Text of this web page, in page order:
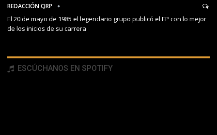
REDACCIÓN QRP
El 20 de mayo de 1985 el legendario grupo publicó el EP con lo mejor
de los inicios de su carrera
ESCÚCHANOS EN SPOTIFY